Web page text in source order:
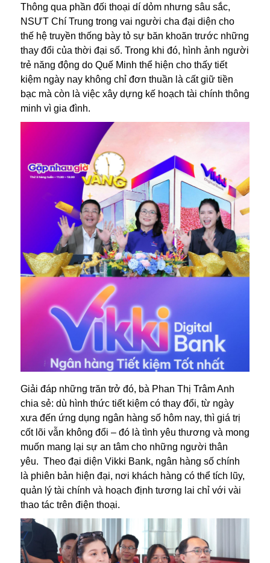
Thông qua phần đối thoại dí dỏm nhưng sâu sắc,
NSƯT Chí Trung trong vai người cha đại diện cho
thế hệ truyền thống bày tỏ sự băn khoăn trước những
thay đổi của thời đại số. Trong khi đó, hình ảnh người
trẻ năng động do Quế Minh thể hiện cho thấy tiết
kiệm ngày nay không chỉ đơn thuần là cất giữ tiền
bạc mà còn là việc xây dựng kế hoạch tài chính thông
minh vì gia đình.
Giải đáp những trăn trở đó, bà Phan Thị Trâm Anh
chia sẻ: dù hình thức tiết kiệm có thay đổi, từ ngày
xưa đến ứng dụng ngân hàng số hôm nay, thì giá trị
cốt lõi vẫn không đổi – đó là tình yêu thương và mong
muốn mang lại sự an tâm cho những người thân
yêu. Theo đại diện Vikki Bank, ngân hàng số chính
là phiên bản hiện đại, nơi khách hàng có thể tích lũy,
quản lý tài chính và hoạch định tương lai chỉ với vài
thao tác trên điện thoại.